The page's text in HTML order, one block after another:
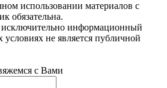
использовании материалов с
обязательна.
исключительно информационный
условиях не является публичной
с Вами